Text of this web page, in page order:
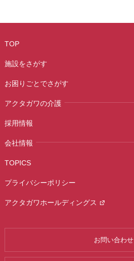
TOP
施設をさがす
お困りごとでさがす
アクタガワの介護
採用情報
会社情報
お問い合わせ
TOPICS
プライバシーポリシー
アクタガワホールディングス